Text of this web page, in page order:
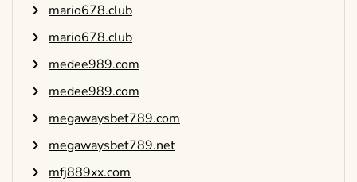
mario678.club
mario678.club
medee989.com
medee989.com
megawaysbet789.com
megawaysbet789.net
mfj889xx.com